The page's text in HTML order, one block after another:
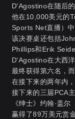
D'Agostino在随后
他在10,000美元的
Sports Net直播）
该决赛桌还包括
Phillips和Erik
D'Agostino在大西
最终获得第六名，
在接下来的两年内
接下来的三届PCA
《绅士》约翰·盖
赢得了89万美元赏